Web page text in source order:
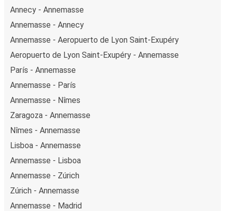
Annecy - Annemasse
Annemasse - Annecy
Annemasse - Aeropuerto de Lyon Saint-Exupéry
Aeropuerto de Lyon Saint-Exupéry - Annemasse
París - Annemasse
Annemasse - París
Annemasse - Nîmes
Zaragoza - Annemasse
Nîmes - Annemasse
Lisboa - Annemasse
Annemasse - Lisboa
Annemasse - Zúrich
Zúrich - Annemasse
Annemasse - Madrid